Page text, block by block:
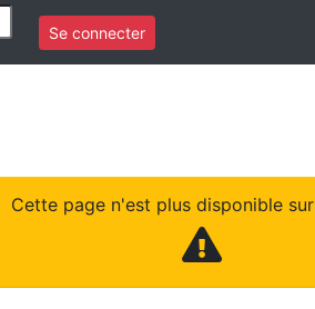
Se connecter
Cette page n'est plus disponible sur